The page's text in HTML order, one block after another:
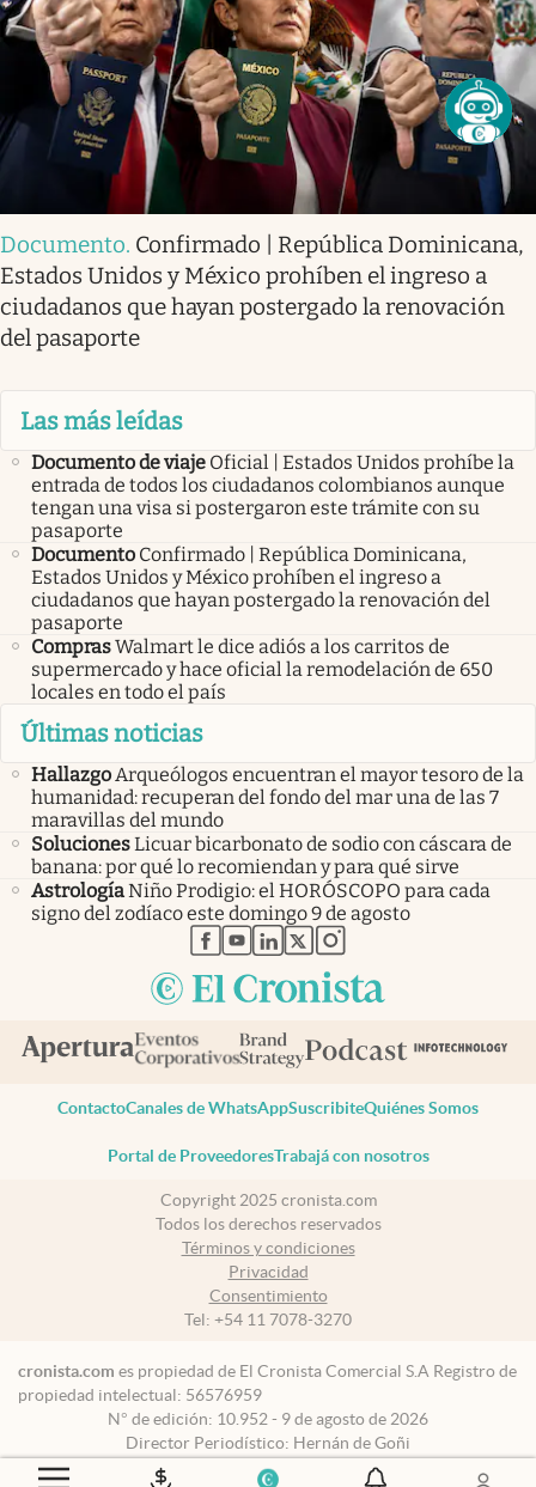
Documento. Confirmado | República Dominicana,
Estados Unidos y México prohíben el ingreso a
ciudadanos que hayan postergado la renovación
del pasaporte
Las más leídas
Documento de viaje Oficial | Estados Unidos prohíbe la
entrada de todos los ciudadanos colombianos aunque
tengan una visa si postergaron este trámite con su
pasaporte
Documento Confirmado | República Dominicana,
Estados Unidos y México prohíben el ingreso a
ciudadanos que hayan postergado la renovación del
pasaporte
ComprasWalmart le dice adiós a los carritos de
supermercado y hace oficial la remodelación de 650
locales en todo el país
Últimas noticias
HallazgoArqueólogos encuentran el mayor tesoro de la
humanidad: recuperan del fondo del mar una de las 7
maravillas del mundo
SolucionesLicuar bicarbonato de sodio con cáscara de
banana: por qué lo recomiendan y para qué sirve
AstrologíaNiño Prodigio: el HORÓSCOPO para cada
signo del zodíaco este domingo 9 de agosto
abre en nueva pestaña
abre en nueva pestaña
abre en nueva pestaña
abre en nueva pestaña
abre en nueva pestaña
ContactoCanales de WhatsAppSuscribiteQuiénes Somos
Portal de ProveedoresTrabajá con nosotros
Copyright 2025 cronista.com
Todos los derechos reservados
Términos y condiciones
Privacidad
Consentimiento
Tel: +54 11 7078-3270
cronista.com es propiedad de El Cronista Comercial S.A Registro de
propiedad intelectual: 56576959
N° de edición: 10.952 - 9 de agosto de 2026
Director Periodístico: Hernán de Goñi